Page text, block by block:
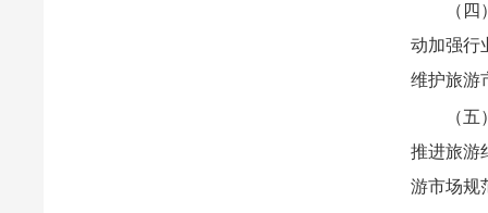
（
动加强行
维护旅游
（
推进旅游
游市场规